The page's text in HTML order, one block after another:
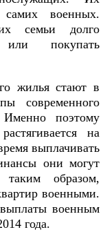
самих военных.
семьи долго
покупать
жилья стают в
современного
Именно поэтому
на
выплачивать
они могут
образом,
военными.
военным
года.